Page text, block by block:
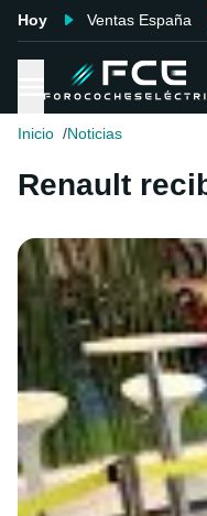
Hoy Ventas España
Inicio Noticias
Renault